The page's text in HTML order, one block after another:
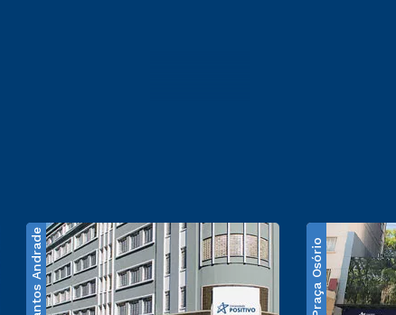
Santos Andrade Praça Osório